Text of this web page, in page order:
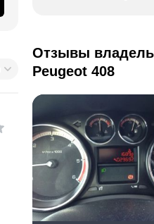
Отзывы
Peugeot 408